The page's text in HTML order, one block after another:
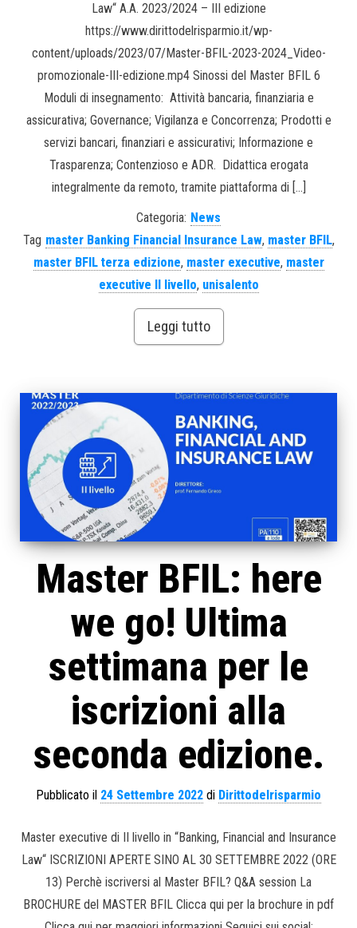
Law“ A.A. 2023/2024 – III edizione
https://www.dirittodelrisparmio.it/wp-
content/uploads/2023/07/Master-BFIL-2023-2024_Video-
promozionale-III-edizione.mp4 Sinossi del Master BFIL 6
Moduli di insegnamento: Attività bancaria, finanziaria e
assicurativa; Governance; Vigilanza e Concorrenza; Prodotti e
servizi bancari, finanziari e assicurativi; Informazione e
Trasparenza; Contenzioso e ADR. Didattica erogata
integralmente da remoto, tramite piattaforma di […]
Categoria: News
Tag master Banking Financial Insurance Law, master BFIL,
master BFIL terza edizione, master executive, master
executive II livello, unisalento
Leggi tutto
Master BFIL: here
we go! Ultima
settimana per le
iscrizioni alla
seconda edizione.
Pubblicato il 24 Settembre 2022 di Dirittodelrisparmio
Master executive di II livello in “Banking, Financial and Insurance
Law“ ISCRIZIONI APERTE SINO AL 30 SETTEMBRE 2022 (ORE
13) Perchè iscriversi al Master BFIL? Q&A session La
BROCHURE del MASTER BFIL Clicca qui per la brochure in pdf